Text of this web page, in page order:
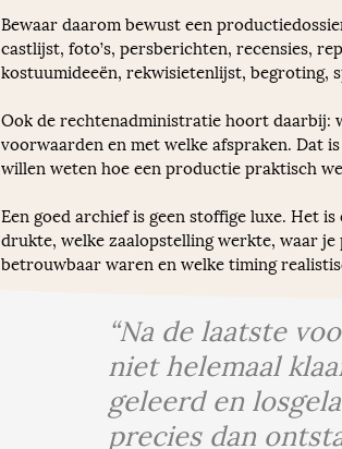
Bewaar daarom bewust een
castlijst, foto’s, persberichten, recensies,
kostuumideeën, rekwisietenlijst, begroting,
Ook de rechtenadministratie hoort daarbij:
voorwaarden en met welke afspraken. Dat
willen weten hoe een productie praktisch
Een goed archief is geen stoffige luxe. Het
drukte, welke zaalopstelling werkte, waar
betrouwbaar waren en welke timing
“Na de laatste
niet helemaal
geleerd en
precies dan